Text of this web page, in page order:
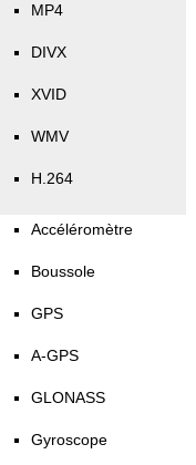
MP4
DIVX
XVID
WMV
H.264
Accéléromètre
Boussole
GPS
A-GPS
GLONASS
Gyroscope